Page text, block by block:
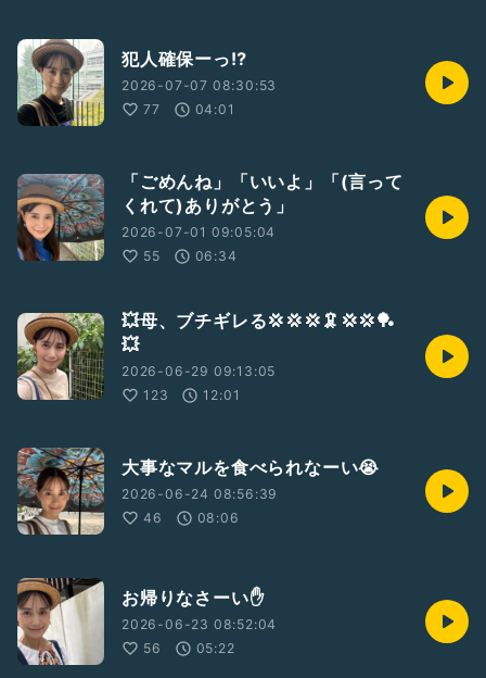
犯人確保ーっ⁉️
2026-07-07 08:30:53
77
04:01
「ごめんね」「いいよ」「(言って
くれて)ありがとう」
2026-07-01 09:05:04
55
06:34
💥母、ブチギレる💢💢💢🦑💢💢🏓
💥
2026-06-29 09:13:05
123
12:01
大事なマルを食べられなーい😭
2026-06-24 08:56:39
46
08:06
お帰りなさーい✋
2026-06-23 08:52:04
56
05:22